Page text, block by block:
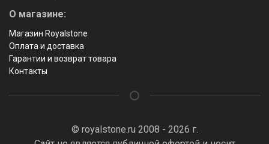
О магазине:
Магазин Royalstone
Оплата и доставка
Гарантии и возврат товара
Контакты
© royalstone.ru 2008 - 2026 г.